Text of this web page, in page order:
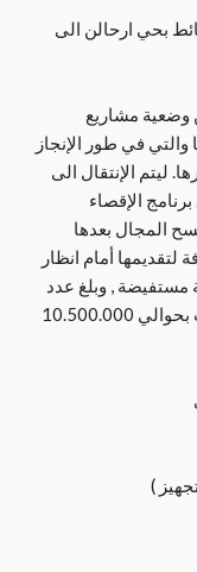
بحي ارحالن الى
وضعية مشاريع
منها والتي في طور الإنجاز
ليتم الإنتقال الى
الإقصاء
الحضري لسنة 2018،ليفسح المجال بعدها
أمام انظار
مستفيضة , وبلغ عدد
هذه المشاريع 11 مشروعا بتكلفة مالية قدرت بحوالي 10.500.000
)